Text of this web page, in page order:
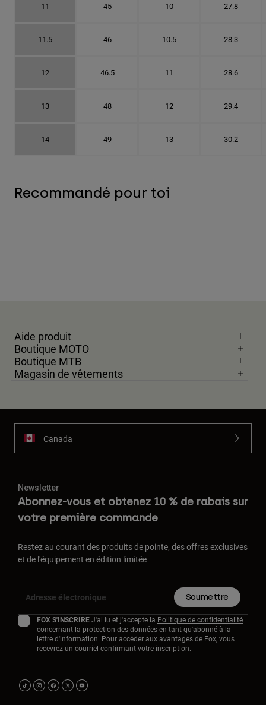
11 45 10 27.8
11.5 46 10.5 28.3
12 46.5 11 28.6
13 48 12 29.4
14 49 13 30.2
Recommandé pour toi
Aide produit
Boutique MOTO
Boutique MTB
Magasin de vêtements
Canada
Newsletter
Abonnez-vous et obtenez 10 % de rabais sur
votre première commande
Restez au courant des produits de pointe, des offres exclusives
et de l'équipement en édition limitée
Soumettre
FOX S'INSCRIREJ'ai lu et j'accepte la Politique de confidentialité
concernant la protection des données en tant qu'abonné à la
lettre d'information. Pour accéder aux avantages de Fox, vous
recevrez un courriel confirmant votre inscription.